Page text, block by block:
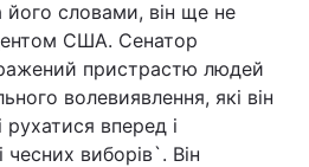
словами, він ще не
США. Сенатор
пристрастю людей
волевиявлення, які він
вперед і
чесних виборів`. Він